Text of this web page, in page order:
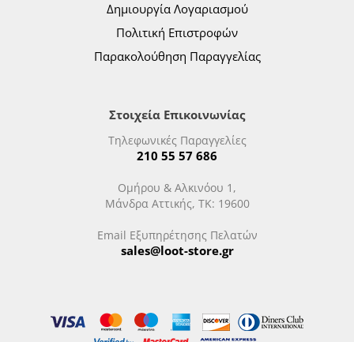
Δημιουργία Λογαριασμού
Πολιτική Επιστροφών
Παρακολούθηση Παραγγελίας
Στοιχεία Επικοινωνίας
Τηλεφωνικές Παραγγελίες
210 55 57 686
Ομήρου & Αλκινόου 1,
Μάνδρα Αττικής, ΤΚ: 19600
Email Εξυπηρέτησης Πελατών
sales@loot-store.gr